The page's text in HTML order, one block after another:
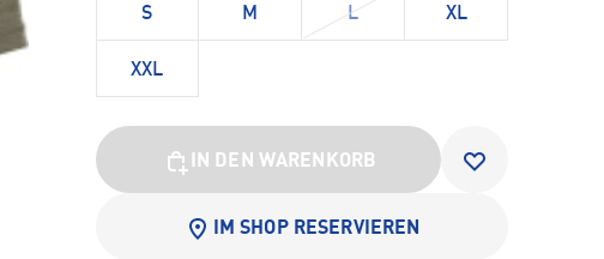
S M L XL
XXL
IN DEN WARENKORB
IM SHOP RESERVIEREN